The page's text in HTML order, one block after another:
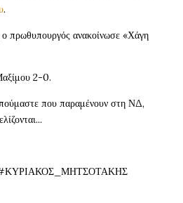
.
πρωθυπουργός ανακοίνωσε «Χάγη
2-0.
που παραμένουν στη ΝΔ,